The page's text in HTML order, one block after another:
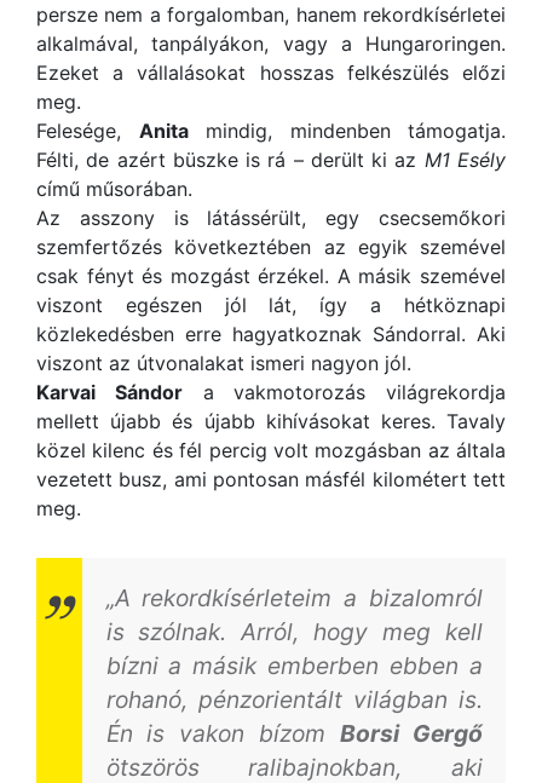
persze nem a forgalomban, hanem rekordkísérletei
alkalmával, tanpályákon, vagy a Hungaroringen.
Ezeket a vállalásokat hosszas felkészülés előzi
meg.
Felesége, Anitamindig, mindenben támogatja.
Félti, de azért büszke is rá – derült ki az M1 Esély
című műsorában.
Az asszony is látássérült, egy csecsemőkori
szemfertőzés következtében az egyik szemével
csak fényt és mozgást érzékel. A másik szemével
viszont egészen jól lát, így a hétköznapi
közlekedésben erre hagyatkoznak Sándorral. Aki
viszont az útvonalakat ismeri nagyon jól.
Karvai Sándora vakmotorozás világrekordja
mellett újabb és újabb kihívásokat keres. Tavaly
közel kilenc és fél percig volt mozgásban az általa
vezetett busz, ami pontosan másfél kilométert tett
meg.
„A rekordkísérleteim a bizalomról
is szólnak. Arról, hogy meg kell
bízni a másik emberben ebben a
rohanó, pénzorientált világban is.
Én is vakon bízom Borsi Gergő
ötszörös ralibajnokban, aki